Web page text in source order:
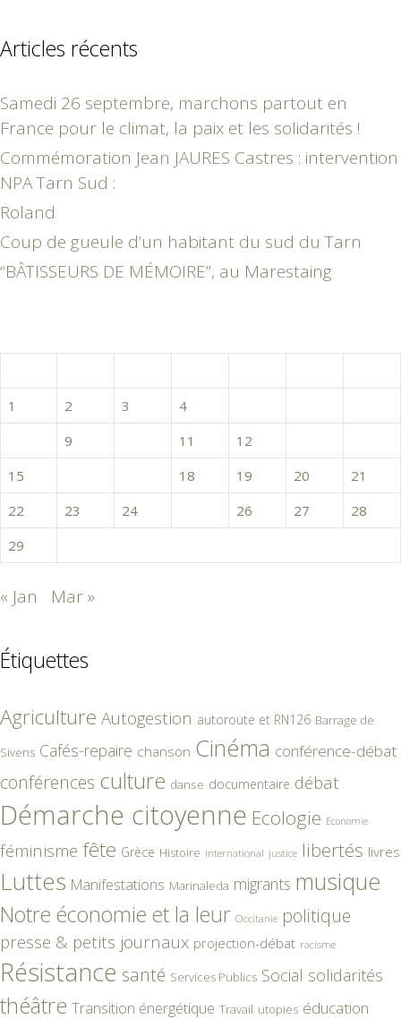
Articles récents
Samedi 26 septembre, marchons partout en
France pour le climat, la paix et les solidarités !
Commémoration Jean JAURES Castres : intervention
NPA Tarn Sud :
Roland
Coup de gueule d’un habitant du sud du Tarn
“BÂTISSEURS DE MÉMOIRE”, au Marestaing
1
2 3 4
9 11 12
15
18 19 20
21
22
23 24 26 27
28
29
« Jan Mar »
Étiquettes
Agriculture Autogestion autoroute et RN126 Barrage de
Sivens Cafés-repaire chanson Cinéma conférence-débat
conférences culture danse documentaire débat
Démarche citoyenne Ecologie Economie
féminisme fête Grèce Histoire International justice libertés livres
Luttes Manifestations Marinaleda migrants musique
Notre économie et la leur Occitanie politique
presse & petits journaux projection-débat racisme
Résistance santé Services Publics Social solidarités
théâtre Transition énergétique Travail utopies éducation